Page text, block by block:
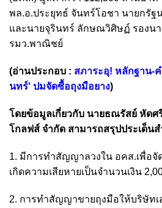
พล.อ.ประยุทธ์ จันทร์โอชา นายกรัฐ
และนายจุรินทร์ ลักษณวิศิษฏ์ รองน
รมว.พาณิชย์
(อ่านประกอบ : สภาระอุ! หลักฐาน-ค
นทร์' ปมจัดซื้อถุงมือยาง)
โดยข้อมูลเกี่ยวกับ นายธณรัสย์ หัดศ
โกลฟส์ จำกัด สามารถสรุปประเด็น
1. มีการทำสัญญาลวงใน อคส.เพื่อจั
เกิดความเสียหายเป็นจำนวนเงิน
2. การทำสัญญาขายถุงมือให้บริษัท